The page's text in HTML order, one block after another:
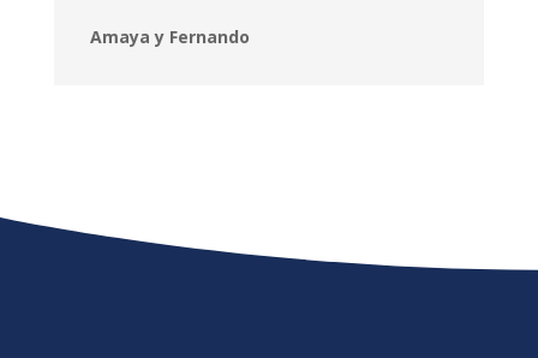
Amaya y Fernando